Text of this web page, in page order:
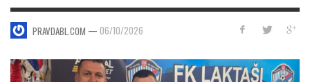
PRAVDABL.COM — 06/10/2026